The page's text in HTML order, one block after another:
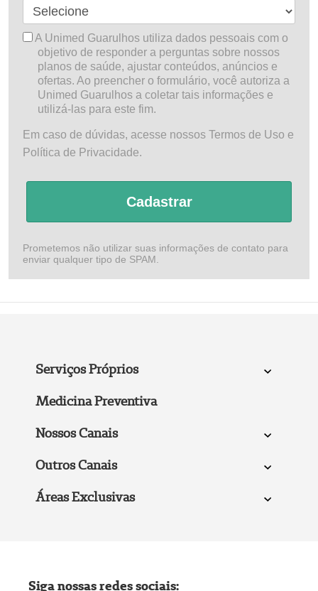
A Unimed Guarulhos utiliza dados pessoais com o
objetivo de responder a perguntas sobre nossos
planos de saúde, ajustar conteúdos, anúncios e
ofertas. Ao preencher o formulário, você autoriza a
Unimed Guarulhos a coletar tais informações e
utilizá-las para este fim.
Em caso de dúvidas, acesse nossos Termos de Uso e
Política de Privacidade.
Cadastrar
Prometemos não utilizar suas informações de contato para
enviar qualquer tipo de SPAM.
Serviços Próprios
Medicina Preventiva
Nossos Canais
Outros Canais
Áreas Exclusivas
Siga nossas redes sociais: